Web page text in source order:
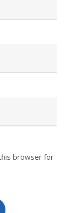
browser for